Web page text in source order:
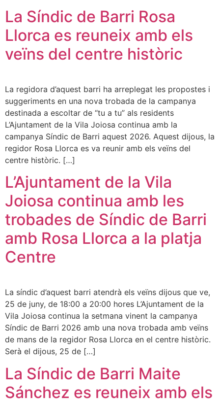
La Síndic de Barri Rosa
Llorca es reuneix amb els
veïns del centre històric
La regidora d’aquest barri ha arreplegat les propostes i
suggeriments en una nova trobada de la campanya
destinada a escoltar de “tu a tu” als residents
L’Ajuntament de la Vila Joiosa continua amb la
campanya Síndic de Barri aquest 2026. Aquest dijous, la
regidor Rosa Llorca es va reunir amb els veïns del
centre històric. […]
L’Ajuntament de la Vila
Joiosa continua amb les
trobades de Síndic de Barri
amb Rosa Llorca a la platja
Centre
La síndic d’aquest barri atendrà els veïns dijous que ve,
25 de juny, de 18:00 a 20:00 hores L’Ajuntament de la
Vila Joiosa continua la setmana vinent la campanya
Síndic de Barri 2026 amb una nova trobada amb veïns
de mans de la regidor Rosa Llorca en el centre històric.
Serà el dijous, 25 de […]
La Síndic de Barri Maite
Sánchez es reuneix amb els